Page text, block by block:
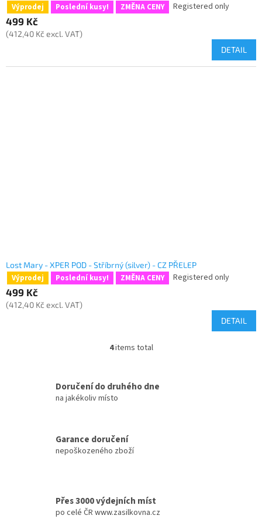
Výprodej Poslední kusy! ZMĚNA CENY
Registered only
499 Kč
(412,40 Kč excl. VAT)
DETAIL
Lost Mary - XPER POD - Stříbrný (silver) - CZ PŘELEP
Výprodej Poslední kusy! ZMĚNA CENY
Registered only
499 Kč
(412,40 Kč excl. VAT)
DETAIL
L
t
n
l
s
4items total
Doručení do druhého dne
na jakékoliv místo
Garance doručení
nepoškozeného zboží
Přes 3000 výdejních míst
po celé ČR www.zasilkovna.cz